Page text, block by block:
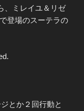
、ミレイユ＆リゼ
登場のスーテラの
とか２回行動と